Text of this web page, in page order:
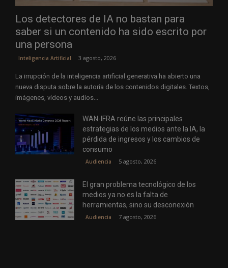
Los detectores de IA no bastan para
saber si un contenido ha sido escrito por
una persona
Inteligencia Artificial 3 agosto, 2026
La irrupción de la inteligencia artificial generativa ha abierto una
nueva disputa sobre la autoría de los contenidos digitales. Textos,
imágenes, vídeos y audios...
WAN-IFRA reúne las principales
estrategias de los medios ante la IA, la
pérdida de ingresos y los cambios de
consumo
Audiencia 5 agosto, 2026
El gran problema tecnológico de los
medios ya no es la falta de
herramientas, sino su desconexión
Audiencia 7 agosto, 2026